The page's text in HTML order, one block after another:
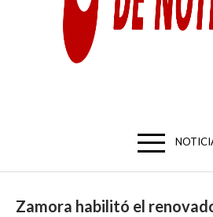
Zamora habilitó el